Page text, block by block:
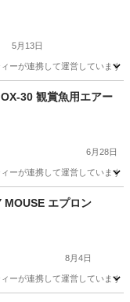
5月13日
ィーが連携して運営してい
30 観賞魚用エアー
6月28日
ィーが連携して運営してい
エプロン
8月4日
ィーが連携して運営してい